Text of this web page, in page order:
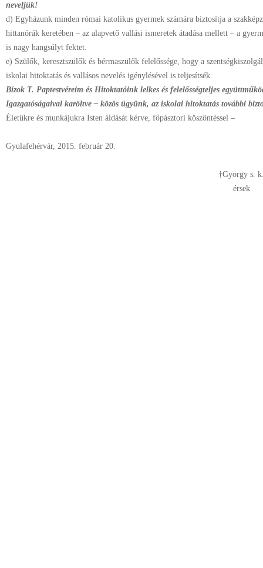
neveljük!
d) Egyházunk minden római katolikus gyermek számára biztosítja a
hittanórák keretében – az alapvető vallási ismeretek átadása mellett – a
is nagy hangsúlyt fektet.
e) Szülők, keresztszülők és bérmaszülők felelőssége, hogy a
iskolai hitoktatás és vallásos nevelés igénylésével is teljesítsék.
Bízok T. Paptestvéreim és Hitoktatóink lelkes és felelősségteljes
Igazgatóságaival karöltve – közös ügyünk, az iskolai hitoktatás további
Életükre és munkájukra Isten áldását kérve, főpásztori köszöntéssel –
Gyulafehérvár, 2015. február 20.
†György s.
érsek